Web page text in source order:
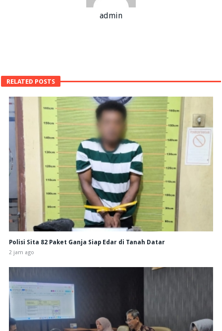
admin
RELATED POSTS
Polisi Sita 82 Paket Ganja Siap Edar di Tanah Datar
2 jam ago